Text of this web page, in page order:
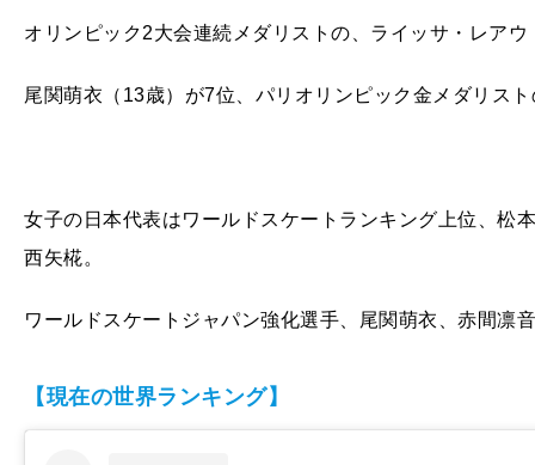
オリンピック2大会連続メダリストの、ライッサ・レア
尾関萌衣（13歳）が7位、パリオリンピック金メダリス
女子の日本代表はワールドスケートランキング上位、松
西矢椛。
ワールドスケートジャパン強化選手、尾関萌衣、赤間凛
【現在の世界ランキング】